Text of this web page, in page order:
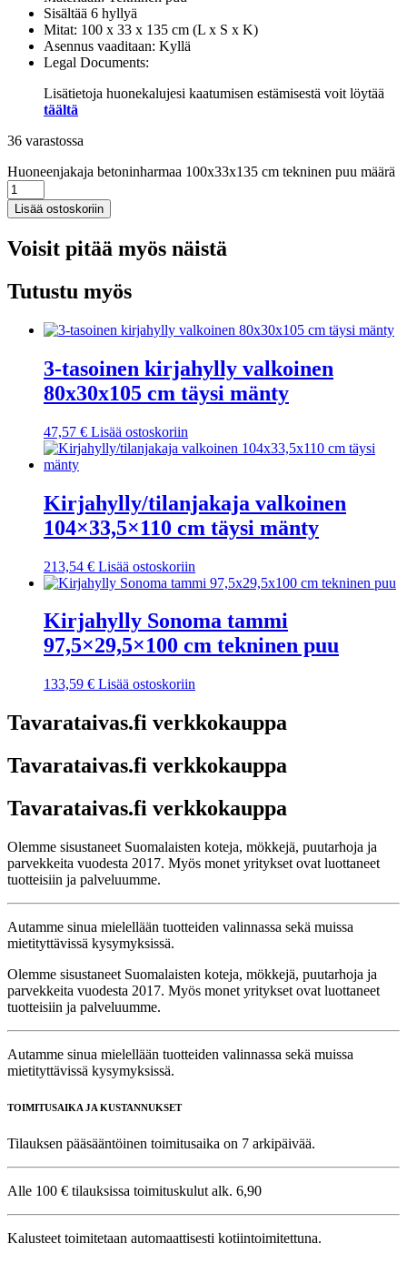
Sisältää 6 hyllyä
Mitat: 100 x 33 x 135 cm (L x S x K)
Asennus vaaditaan: Kyllä
Legal Documents:
Lisätietoja huonekalujesi kaatumisen estämisestä voit löytää
täältä
36 varastossa
Huoneenjakaja betoninharmaa 100x33x135 cm tekninen puu määrä
Lisää ostoskoriin
Voisit pitää myös näistä
Tutustu myös
3-tasoinen kirjahylly valkoinen
80x30x105 cm täysi mänty
47,57 € Lisää ostoskoriin
Kirjahylly/tilanjakaja valkoinen
104×33,5×110 cm täysi mänty
213,54 € Lisää ostoskoriin
Kirjahylly Sonoma tammi
97,5×29,5×100 cm tekninen puu
133,59 € Lisää ostoskoriin
Tavarataivas.fi verkkokauppa
Tavarataivas.fi verkkokauppa
Tavarataivas.fi verkkokauppa
Olemme sisustaneet Suomalaisten koteja, mökkejä, puutarhoja ja
parvekkeita vuodesta 2017. Myös monet yritykset ovat luottaneet
tuotteisiin ja palveluumme.
Autamme sinua mielellään tuotteiden valinnassa sekä muissa
mietityttävissä kysymyksissä.
Olemme sisustaneet Suomalaisten koteja, mökkejä, puutarhoja ja
parvekkeita vuodesta 2017. Myös monet yritykset ovat luottaneet
tuotteisiin ja palveluumme.
Autamme sinua mielellään tuotteiden valinnassa sekä muissa
mietityttävissä kysymyksissä.
TOIMITUSAIKA JA KUSTANNUKSET
Tilauksen pääsääntöinen toimitusaika on 7 arkipäivää.
Alle 100 € tilauksissa toimituskulut alk. 6,90
Kalusteet toimitetaan automaattisesti kotiintoimitettuna.